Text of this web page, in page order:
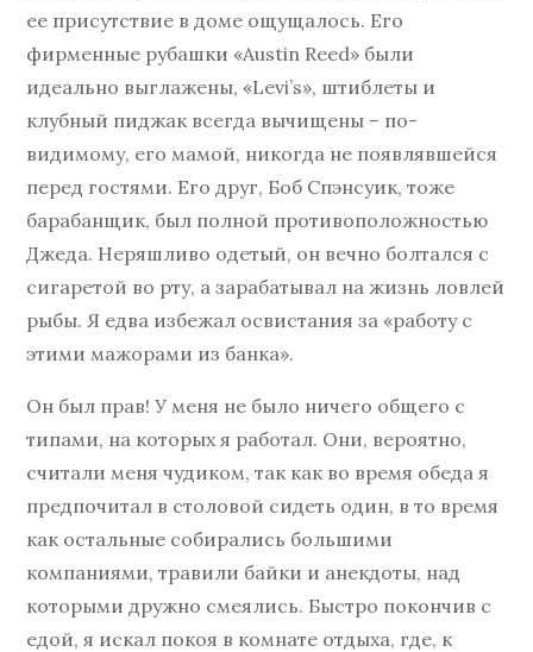
ее присутствие в доме ощущалось. Его
фирменные рубашки «Austin Reed» были
идеально выглажены, «Levi’s», штиблеты и
клубный пиджак всегда вычищены – по-
видимому, его мамой, никогда не появлявшейся
перед гостями. Его друг, Боб Спэнсуик, тоже
барабанщик, был полной противоположностью
Джеда. Неряшливо одетый, он вечно болтался с
сигаретой во рту, а зарабатывал на жизнь ловлей
рыбы. Я едва избежал освистания за «работу с
этими мажорами из банка».
Он был прав! У меня не было ничего общего с
типами, на которых я работал. Они, вероятно,
считали меня чудиком, так как во время обеда я
предпочитал в столовой сидеть один, в то время
как остальные собирались большими
компаниями, травили байки и анекдоты, над
которыми дружно смеялись. Быстро покончив с
едой, я искал покоя в комнате отдыха, где, к